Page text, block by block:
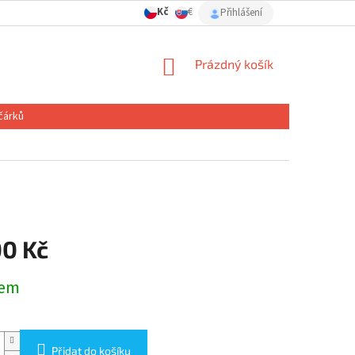
Kč € Přihlášení
NÁKUPNÍ
Prázdný košík
Kč
Přidat do košíku